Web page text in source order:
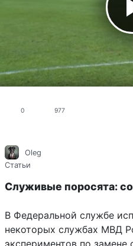
0 977
Oleg
Статьи
Служивые поросята:
В Федеральной службе
некоторых службах МВД